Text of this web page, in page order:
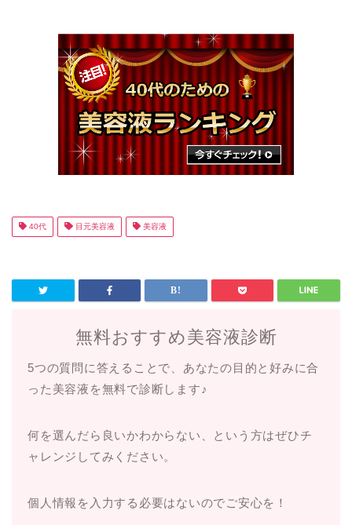
40代 目元美容液 美容液
無料おすすめ美容液診断
5つの質問に答えることで、あなたの目的と好みに合
った美容液を無料で診断します♪
何を選んだら良いかわからない、という方はぜひチ
ャレンジしてみください。
個人情報を入力する必要はないのでご安心を！